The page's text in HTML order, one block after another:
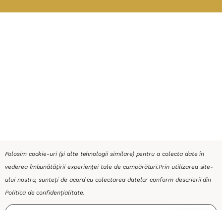
Folosim cookie-uri (și alte tehnologii similare) pentru a colecta date în
vederea îmbunătățirii experienței tale de cumpărături.Prin utilizarea site-
ului nostru, sunteți de acord cu colectarea datelor conform descrierii din
Politica de confidențialitate.